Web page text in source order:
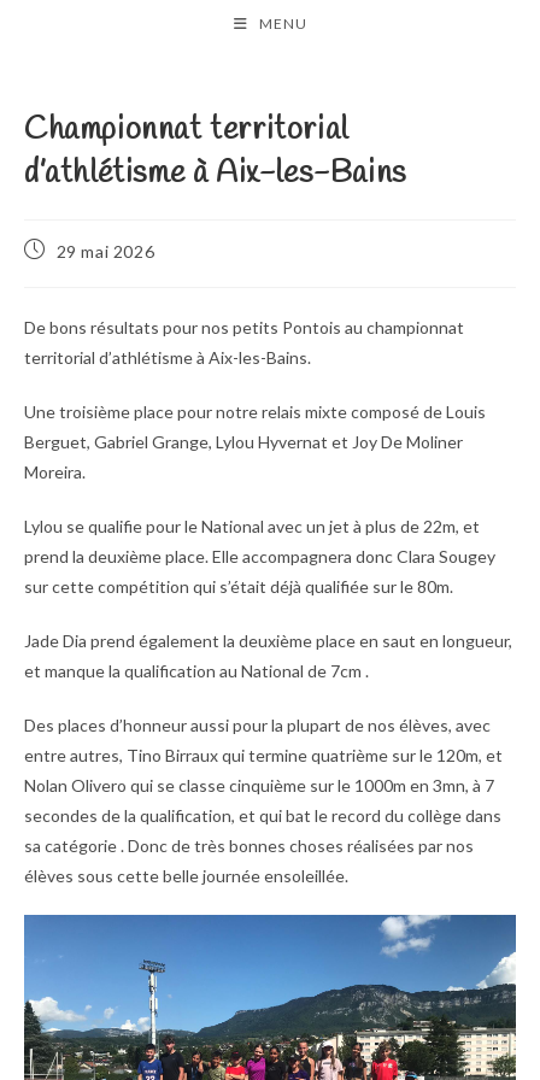
MENU
Championnat territorial
d’athlétisme à Aix-les-Bains
Publication
29 mai 2026
De bons résultats pour nos petits Pontois au championnat
territorial d’athlétisme à Aix-les-Bains.
Une troisième place pour notre relais mixte composé de Louis
Berguet, Gabriel Grange, Lylou Hyvernat et Joy De Moliner
Moreira.
Lylou se qualifie pour le National avec un jet à plus de 22m, et
prend la deuxième place. Elle accompagnera donc Clara Sougey
sur cette compétition qui s’était déjà qualifiée sur le 80m.
Jade Dia prend également la deuxième place en saut en longueur,
et manque la qualification au National de 7cm .
Des places d’honneur aussi pour la plupart de nos élèves, avec
entre autres, Tino Birraux qui termine quatrième sur le 120m, et
Nolan Olivero qui se classe cinquième sur le 1000m en 3mn, à 7
secondes de la qualification, et qui bat le record du collège dans
sa catégorie . Donc de très bonnes choses réalisées par nos
élèves sous cette belle journée ensoleillée.